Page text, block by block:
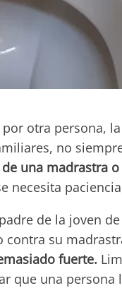
otra persona,
no
una madrastra
necesita
de la joven
su
fuerte.
que una persona